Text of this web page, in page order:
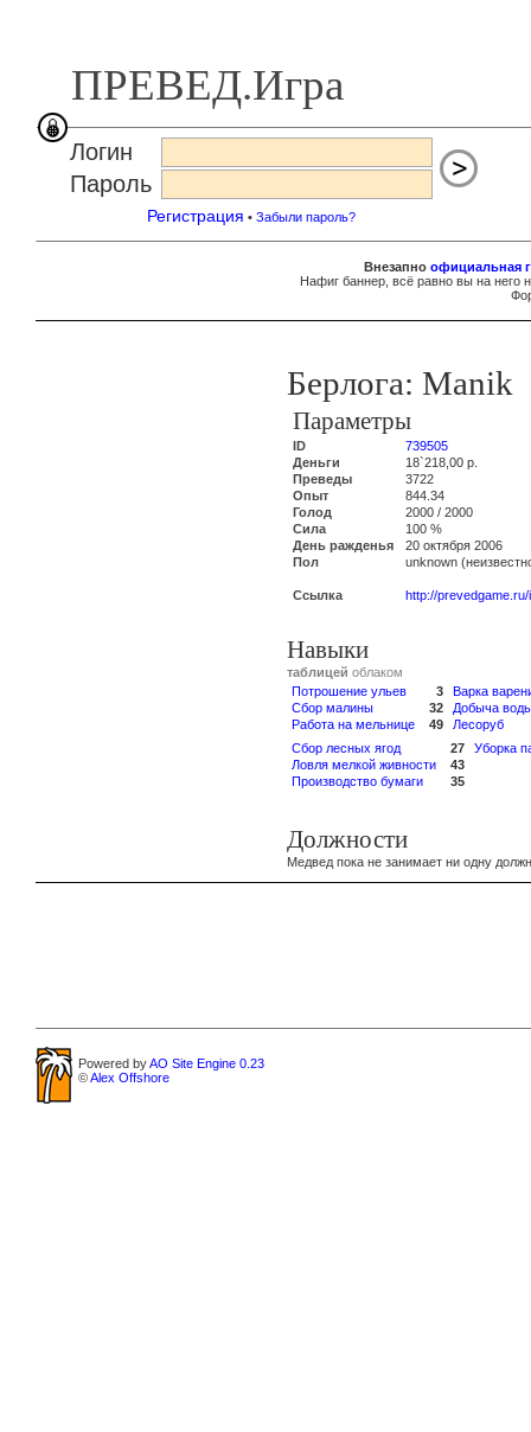
ПРЕВЕД.Игра
Логин
Пароль
Регистрация • Забыли пароль?
Внезапно официальная
Нафиг баннер, всё равно вы на
Берлога: Manik
Параметры
ID
739505
Деньги
18`218,00 р.
Преведы
3722
Опыт
844.34
Голод
2000 / 2000
Сила
100 %
День ражденья
20 октября 2006
Пол
unknown
Ссылка http://
Навыки
таблицей облаком
Потрошение ульев
3
Сбор малины
32
Работа на мельнице
49
Варка
Добыча
Лесоруб
Сбор лесных ягод
27
Ловля мелкой живности
43
Производство бумаги
35
Уборка
Должности
Медвед пока не занимает ни одну
Powered byAO Site Engine 0.23
©Alex Offshore